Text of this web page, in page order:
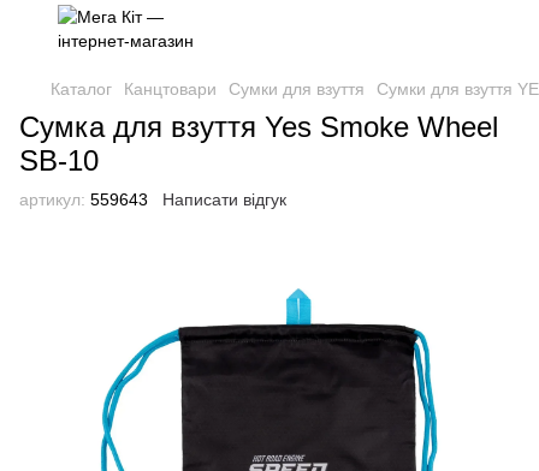
Каталог Канцтовари Сумки для взуття Сумки для взуття
Сумка для взуття Yes Smoke Wheel
SB-10
артикул: 559643 Написати відгук